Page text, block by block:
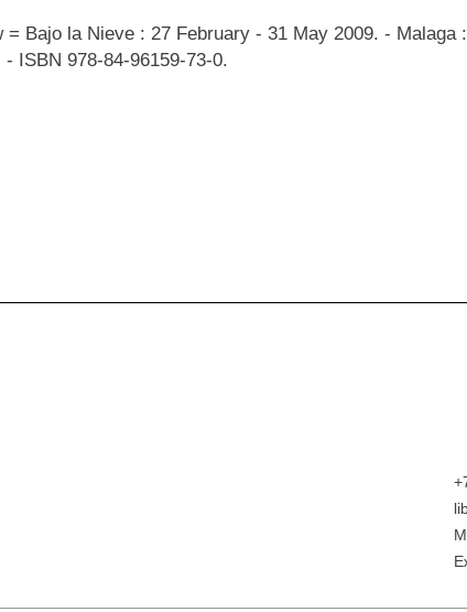
Bajo la Nieve : 27 February - 31 May 2009. -
ISBN 978-84-96159-73-0.